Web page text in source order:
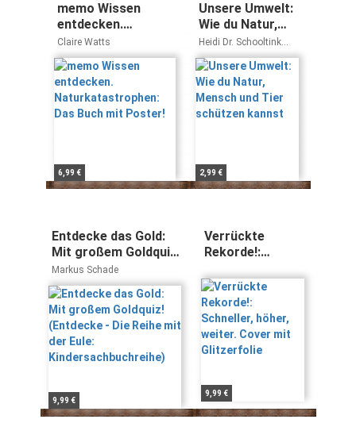
memo Wissen
entdecken.
Naturkatastrophen:
Das Buch mit
Poster!
Claire Watts
6,99 €
Unsere Umwelt:
Wie du Natur,
Mensch und Tier
schützen kannst
Heidi Dr. Schooltink
Simak Büchel
2,99 €
Entdecke das Gold:
Mit großem Goldquiz!
(Entdecke - Die Reihe
mit der Eule:
Kindersachbuchreihe)
Markus Schade
9,99 €
Verrückte
Rekorde!:
weiter. Cover
mit Glitzerfolie
9,99 €